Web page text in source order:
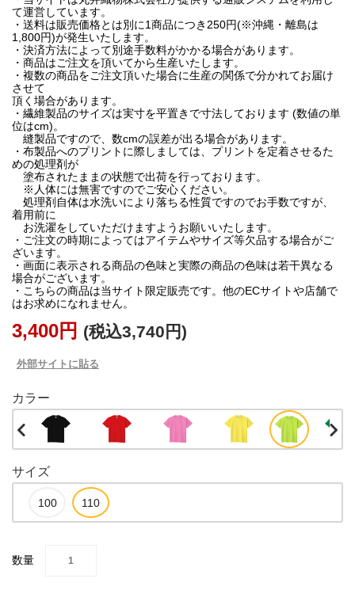
て運営しています。
・送料は販売価格とは別に1商品につき250円(※沖縄・離島は
1,800円)が発生いたします。
・決済方法によって別途手数料がかかる場合があります。
・商品はご注文を頂いてから生産いたします。
・複数の商品をご注文頂いた場合に生産の関係で分かれてお届け
させて
頂く場合があります。
・繊維製品のサイズは実寸を平置きで寸法しております (数値の単
位はcm)。
縫製品ですので、数cmの誤差が出る場合があります。
・布製品へのプリントに際しましては、プリントを定着させるた
めの処理剤が
塗布されたままの状態で出荷を行っております。
※人体には無害ですのでご安心ください。
処理剤自体は水洗いにより落ちる性質ですのでお手数ですが、
着用前に
お洗濯をしていただけますようお願いいたします。
・ご注文の時期によってはアイテムやサイズ等欠品する場合がご
ざいます。
・画面に表示される商品の色味と実際の商品の色味は若干異なる
場合がございます。
・こちらの商品は当サイト限定販売です。他のECサイトや店舗で
はお求めになれません。
3,400円 (税込3,740円)
外部サイトに貼る
カラー
サイズ
数量